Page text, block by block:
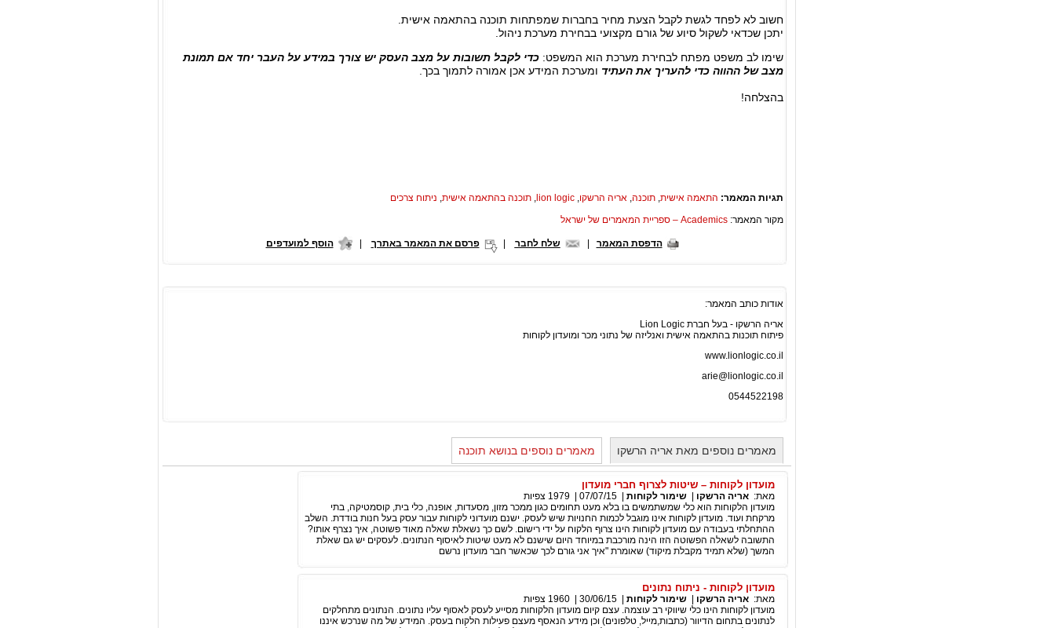
חשוב לא לפחד לגשת לקבל הצעת מחיר בחברות שמפתחות תוכנה בהתאמה אישית.
יתכן שכדאי לשקול סיוע של גורם מקצועי בבחירת מערכת ניהול.
שימו לב משפט מפתח לבחירת מערכת הוא המשפט: כדי לקבל תשובות על מצב העסק יש צורך במידע על העבר יחד אם תמונת
מצב של ההווה כדי להעריך את העתיד ומערכת המידע אכן אמורה לתמוך בכך.
בהצלחה!
תגיות המאמר: התאמה אישית, תוכנה, אריה הרשקו,
lion logic
, תוכנה בהתאמה אישית, ניתוח צרכים
מקור המאמר: Academics – ספריית המאמרים של ישראל
הדפסת המאמר שלח לחבר פרסם את המאמר באתרך | הוסף למועדפים
אודות כותב המאמר:
אריה הרשקו - בעל חברת Lion Logic
פיתוח תוכנות בהתאמה אישית ואנליזה של נתוני מכר ומועדון לקוחות
www.lionlogic.co.il
arie@lionlogic.co.il
0544522198
מאמרים נוספים מאת אריה הרשקו מאמרים נוספים בנושא תוכנה
מועדון לקוחות – שיטות לצרוף חברי מועדון
מאת: אריה הרשקו שימור לקוחות 07/07/15
1979 צפיות
מועדון הלקוחות הוא כלי שמשתמשים בו בלא מעט תחומים כגון ממכר מזון, מסעדות, אופנה, כלי בית, קוסמטיקה, בתי
מרקחת ועוד. מועדון לקוחות אינו מוגבל לכמות החנויות שיש לעסק. ישנם מועדוני לקוחות עבור עסק בעל חנות בודדת. השלב
ההתחלתי בעבודה עם מועדון לקוחות הינו צרוף הלקוח על ידי רישום. לשם כך נשאלת שאלה מאוד פשוטה, איך נצרף אותו?
התשובה לשאלה הפשוטה הזו הינה מורכבת במיוחד היום שישנם לא מעט שיטות לאיסוף הנתונים. לעסקים יש גם שאלת
המשך (שלא תמיד מקבלת מיקוד) שאומרת "איך אני גורם לכך שכאשר חבר מועדון נרשם
מועדון לקוחות - ניתוח נתונים
מאת: אריה הרשקו שימור לקוחות 30/06/15
1960 צפיות
מועדון לקוחות הינו כלי שיווקי רב עוצמה. עצם קיום מועדון הלקוחות מסייע לעסק לאסוף עליו נתונים. הנתונים מתחלקים
לנתונים בתחום הדיוור (כתבות,מייל, טלפונים) וכן מידע הנאסף מעצם פעילות הלקוח בעסק. המידע של מה שנרכש איננו